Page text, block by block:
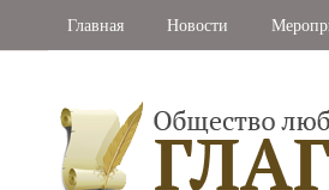
Главная Новости